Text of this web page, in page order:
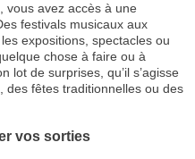
vous avez accès à une
festivals musicaux aux
expositions, spectacles ou
chose à faire ou à
lot de surprises, qu’il s’agisse
des fêtes traditionnelles ou des
vos sorties